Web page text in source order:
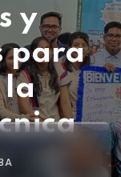
y
para
la